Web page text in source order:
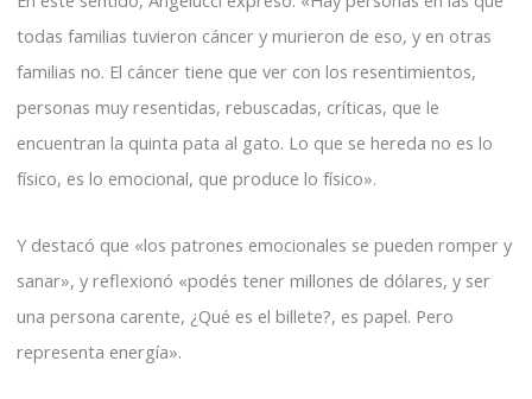
todas familias tuvieron cáncer y murieron de eso, y en otras
familias no. El cáncer tiene que ver con los resentimientos,
personas muy resentidas, rebuscadas, críticas, que le
encuentran la quinta pata al gato. Lo que se hereda no es lo
físico, es lo emocional, que produce lo físico».
Y destacó que «los patrones emocionales se pueden romper y
sanar», y reflexionó «podés tener millones de dólares, y ser
una persona carente, ¿Qué es el billete?, es papel. Pero
representa energía».